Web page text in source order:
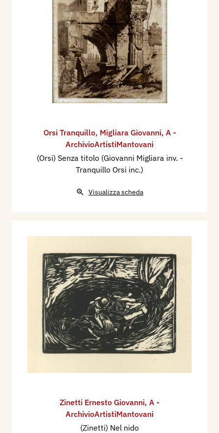
Orsi Tranquillo, Migliara Giovanni, A -
ArchivioArtistiMantovani
(Orsi) Senza titolo (Giovanni Migliara inv. -
Tranquillo Orsi inc.)
Visualizza scheda
Zinetti Ernesto Giovanni, A -
ArchivioArtistiMantovani
(Zinetti) Nel nido